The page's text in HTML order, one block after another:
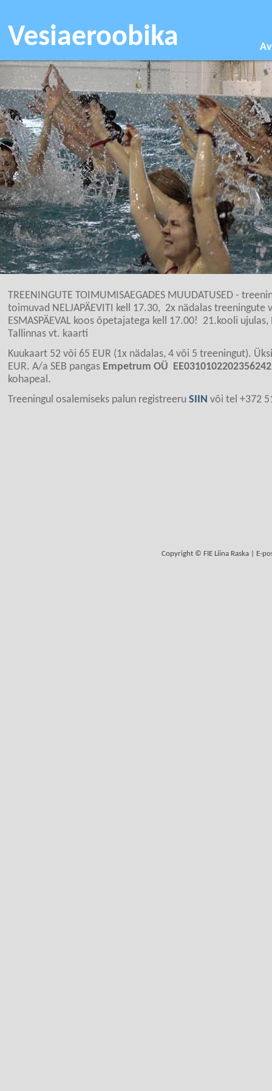
Vesiaeroobika
TREENINGUTE TOIMUMISAEGADES MUUDATUSED -
toimuvad NELJAPÄEVITI kell 17.30, 2x nädalas treeningute
ESMASPÄEVAL koos õpetajatega kell 17.00! 21.kooli ujulas,
Tallinnas vt. kaarti
Kuukaart 52 või 65 EUR (1x nädalas, 4 või 5 treeningut).
EUR. A/a SEB pangas Empetrum OÜ
kohapeal.
Treeningul osalemiseks palun registreeru SIIN või tel +372
Copyright © FIE Liina Raska | E-